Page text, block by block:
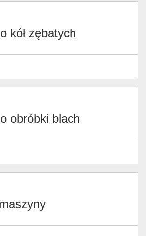
kół zębatych
obróbki blach